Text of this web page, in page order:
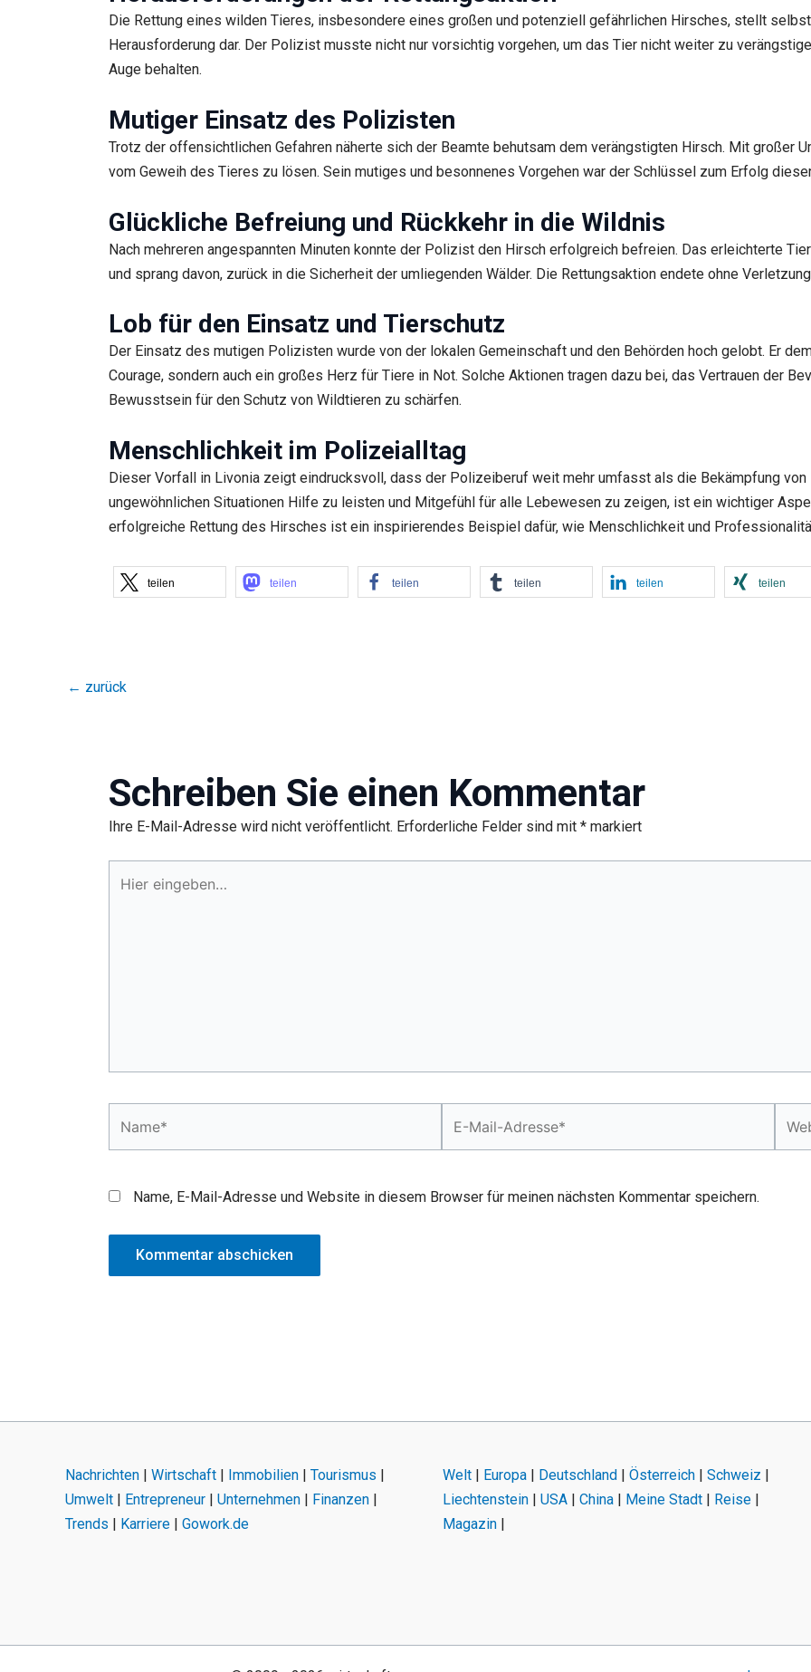
Die Rettung eines wilden Tieres, insbesondere eines großen und potenziell gefährlichen Hirsches, stellt
Herausforderung dar. Der Polizist musste nicht nur vorsichtig vorgehen, um das Tier nicht weiter zu
Auge behalten.
Mutiger Einsatz des Polizisten
Trotz der offensichtlichen Gefahren näherte sich der Beamte behutsam dem verängstigten Hirsch. Mit großer
vom Geweih des Tieres zu lösen. Sein mutiges und besonnenes Vorgehen war der Schlüssel zum Erfolg
Glückliche Befreiung und Rückkehr in die Wildnis
Nach mehreren angespannten Minuten konnte der Polizist den Hirsch erfolgreich befreien. Das erleichterte
und sprang davon, zurück in die Sicherheit der umliegenden Wälder. Die Rettungsaktion endete ohne
Lob für den Einsatz und Tierschutz
Der Einsatz des mutigen Polizisten wurde von der lokalen Gemeinschaft und den Behörden hoch gelobt. Er
Courage, sondern auch ein großes Herz für Tiere in Not. Solche Aktionen tragen dazu bei, das Vertrauen der
Bewusstsein für den Schutz von Wildtieren zu schärfen.
Menschlichkeit im Polizeialltag
Dieser Vorfall in Livonia zeigt eindrucksvoll, dass der Polizeiberuf weit mehr umfasst als die Bekämpfung von
ungewöhnlichen Situationen Hilfe zu leisten und Mitgefühl für alle Lebewesen zu zeigen, ist ein wichtiger
erfolgreiche Rettung des Hirsches ist ein inspirierendes Beispiel dafür, wie Menschlichkeit und
teilen teilen teilen teilen teilen teilen
← zurück
Schreiben Sie einen Kommentar
Ihre E-Mail-Adresse wird nicht veröffentlicht. Erforderliche Felder sind mit * markiert
eingeben…
Name, E-Mail-Adresse und Website in diesem Browser für meinen nächsten Kommentar speichern.
Nachrichten Wirtschaft Immobilien Tourismus
Umwelt
Entrepreneur Unternehmen Finanzen
Trends
Karriere Gowork.de
Welt| Europa| Deutschland Österreich| Schweiz
Liechtenstein| USA| China| Meine Stadt| Reise|
Magazin|